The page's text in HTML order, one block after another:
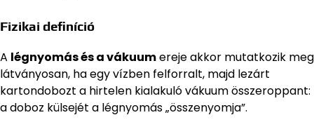
Fizikai definíció
A légnyomás és a vákuumereje akkor mutatkozik meg
látványosan, ha egy vízben felforralt, majd lezárt
kartondobozt a hirtelen kialakuló vákuum összeroppant:
a doboz külsejét a légnyomás „összenyomja”.